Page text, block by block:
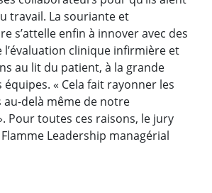
travail. La souriante et
s’attelle enfin à innover avec des
clinique infirmière et
au lit du patient, à la grande
« Cela fait rayonner les
delà même de notre
Pour toutes ces raisons, le jury
Leadership managérial